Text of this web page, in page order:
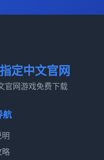
定中文官网
官网游戏免费下载
航
略